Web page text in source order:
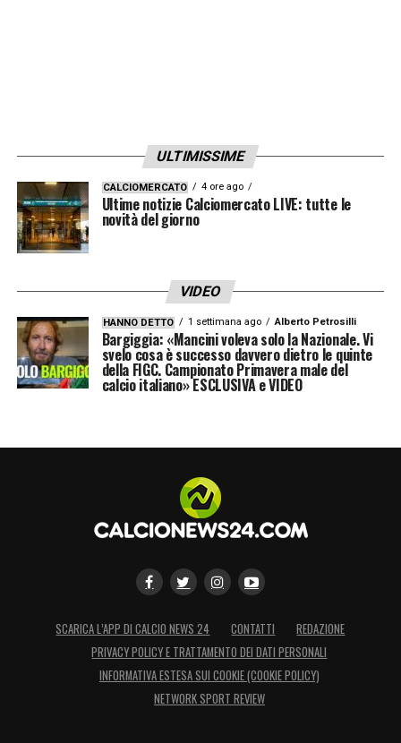
ULTIMISSIME
CALCIOMERCATO 4 ore ago
Ultime notizie Calciomercato LIVE: tutte le
novità del giorno
VIDEO
HANNO DETTO 1 settimana ago Alberto Petrosilli
Bargiggia: «Mancini voleva solo la Nazionale. Vi
svelo cosa è successo davvero dietro le quinte
della FIGC. Campionato Primavera male del
calcio italiano» ESCLUSIVA e VIDEO
SCARICA L’APP DI CALCIO NEWS 24 CONTATTI
REDAZIONE
PRIVACY POLICY E TRATTAMENTO DEI DATI PERSONALI
INFORMATIVA ESTESA SUI COOKIE (COOKIE POLICY)
NETWORK SPORT REVIEW